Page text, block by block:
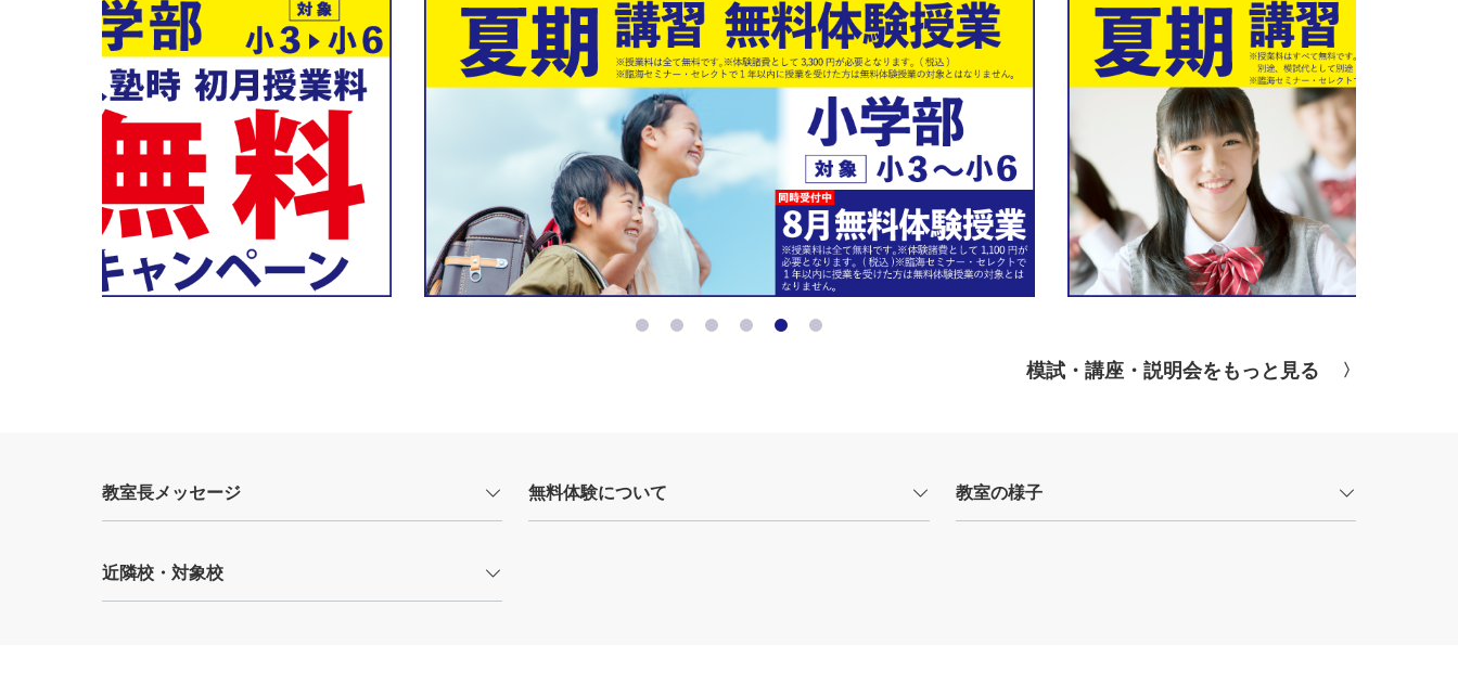
模試・講座・説明会をもっと見る
教室長メッセージ 無料体験について 教室の様子
近隣校・対象校